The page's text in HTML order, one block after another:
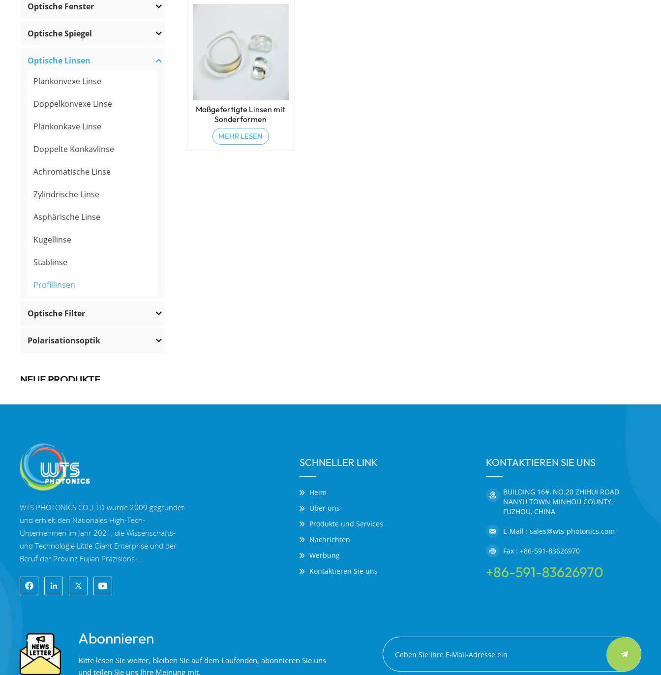
Optische Fenster
Optische Spiegel
Optische Linsen
Plankonvexe Linse
Doppelkonvexe Linse
Plankonkave Linse
Doppelte Konkavlinse
Achromatische Linse
Zylindrische Linse
Asphärische Linse
Kugellinse
Stablinse
Profillinsen
Optische Filter
Polarisationsoptik
NEUE PRODUKTE
N-BK7 und
Quarzglas-
Keilfenster
Optische
Hochpräzisions-
Rhombusprismen
MEHR LESEN
Maßgefertigte Linsen mit
Sonderformen
MEHR LESEN
WTS PHOTONICS CO.,LTD wurde 2009 gegründet
und erhielt den Nationales High-Tech-
Unternehmen im Jahr 2021, die Wissenschafts-
und Technologie Little Giant Enterprise und der
Beruf der Provinz Fujian Präzisions-
2022. WTS finden in der wunderschöne
Küstenstadt im Südosten Chinas, Fuzhou, eine
Fabrikhallen, eine Gruppe qualifiziertem
technischen Personal und einem kompletten
optischen Verarbeitungssystem,
SCHNELLER LINK
Heim
Über uns
Produkte und Services
Nachrichten
Werbung
Kontaktieren Sie uns
KONTAKTIEREN SIE UNS
BUILDING 16#, NO.20 ZHIHUI ROAD
NANYU TOWN MINHOU COUNTY,
FUZHOU, CHINA
E-Mail : sales@wts-photonics.com
Fax : +86-591-83626970
+86-591-83626970
Abonnieren
Bitte lesen Sie weiter, bleiben Sie auf dem Laufenden, abonnieren Sie uns
und teilen Sie uns Ihre Meinung mit.